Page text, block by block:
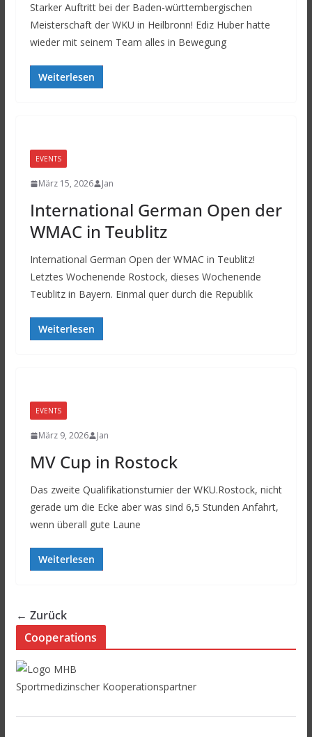
Starker Auftritt bei der Baden-württembergischen
Meisterschaft der WKU in Heilbronn! Ediz Huber hatte
wieder mit seinem Team alles in Bewegung
Weiterlesen
EVENTS
März 15, 2026 Jan
International German Open der
WMAC in Teublitz
International German Open der WMAC in Teublitz!
Letztes Wochenende Rostock, dieses Wochenende
Teublitz in Bayern. Einmal quer durch die Republik
Weiterlesen
EVENTS
März 9, 2026 Jan
MV Cup in Rostock
Das zweite Qualifikationsturnier der WKU.Rostock, nicht
gerade um die Ecke aber was sind 6,5 Stunden Anfahrt,
wenn überall gute Laune
Weiterlesen
← Zurück
Cooperations
Sportmedizinscher Kooperationspartner